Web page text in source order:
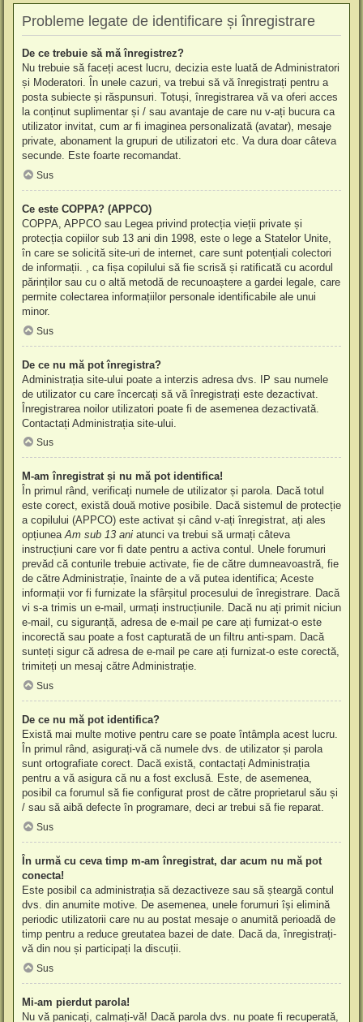
Probleme legate de identificare și înregistrare
De ce trebuie să mă înregistrez?
Nu trebuie să faceți acest lucru, decizia este luată de Administratori
și Moderatori. În unele cazuri, va trebui să vă înregistrați pentru a
posta subiecte și răspunsuri. Totuși, înregistrarea vă va oferi acces
la conținut suplimentar și / sau avantaje de care nu v-ați bucura ca
utilizator invitat, cum ar fi imaginea personalizată (avatar), mesaje
private, abonament la grupuri de utilizatori etc. Va dura doar câteva
secunde. Este foarte recomandat.
Sus
Ce este COPPA? (APPCO)
COPPA, APPCO sau Legea privind protecția vieții private și
protecția copiilor sub 13 ani din 1998, este o lege a Statelor Unite,
în care se solicită site-uri de internet, care sunt potențiali colectori
de informații. , ca fișa copilului să fie scrisă și ratificată cu acordul
părinților sau cu o altă metodă de recunoaștere a gardei legale, care
permite colectarea informațiilor personale identificabile ale unui
minor.
Sus
De ce nu mă pot înregistra?
Administrația site-ului poate a interzis adresa dvs. IP sau numele
de utilizator cu care încercați să vă înregistrați este dezactivat.
Înregistrarea noilor utilizatori poate fi de asemenea dezactivată.
Contactați Administrația site-ului.
Sus
M-am înregistrat și nu mă pot identifica!
În primul rând, verificați numele de utilizator și parola. Dacă totul
este corect, există două motive posibile. Dacă sistemul de protecție
a copilului (APPCO) este activat și când v-ați înregistrat, ați ales
opțiuneaAm sub 13 ani atunci va trebui să urmați câteva
instrucțiuni care vor fi date pentru a activa contul. Unele forumuri
prevăd că conturile trebuie activate, fie de către dumneavoastră, fie
de către Administrație, înainte de a vă putea identifica; Aceste
informații vor fi furnizate la sfârșitul procesului de înregistrare. Dacă
vi s-a trimis un e-mail, urmați instrucțiunile. Dacă nu ați primit niciun
e-mail, cu siguranță, adresa de e-mail pe care ați furnizat-o este
incorectă sau poate a fost capturată de un filtru anti-spam. Dacă
sunteți sigur că adresa de e-mail pe care ați furnizat-o este corectă,
trimiteți un mesaj către Administrație.
Sus
De ce nu mă pot identifica?
Există mai multe motive pentru care se poate întâmpla acest lucru.
În primul rând, asigurați-vă că numele dvs. de utilizator și parola
sunt ortografiate corect. Dacă există, contactați Administrația
pentru a vă asigura că nu a fost exclusă. Este, de asemenea,
posibil ca forumul să fie configurat prost de către proprietarul său și
/ sau să aibă defecte în programare, deci ar trebui să fie reparat.
Sus
În urmă cu ceva timp m-am înregistrat, dar acum nu mă pot
conecta!
Este posibil ca administrația să dezactiveze sau să șteargă contul
dvs. din anumite motive. De asemenea, unele forumuri își elimină
periodic utilizatorii care nu au postat mesaje o anumită perioadă de
timp pentru a reduce greutatea bazei de date. Dacă da, înregistrați-
vă din nou și participați la discuții.
Sus
Mi-am pierdut parola!
Nu vă panicați, calmați-vă! Dacă parola dvs. nu poate fi recuperată,